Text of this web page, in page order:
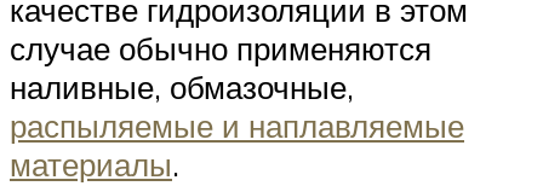
качестве гидроизоляции в этом
случае обычно применяются
наливные, обмазочные,
распыляемые и наплавляемые
материалы.